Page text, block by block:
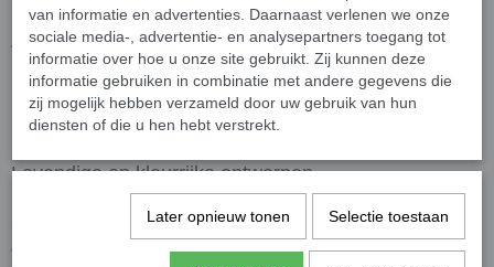
Afmetingen
Afmetingen
: 10 x 10 mm groot en 4 mm dik.
Presentatie: De steentjes worden los geleverd. In 50 gram
zitten ongeveer 75 steentjes.
Levendige en kleurrijke ontwerpen
kleuren en glanzende afwerking een levendige uitstraling toe aan
elk project. Gebruik ze om randen, contouren, of grotere vlakken te
van informatie en advertenties. Daarnaast verlenen we onze
sociale media-, advertentie- en analysepartners toegang tot
informatie over hoe u onze site gebruikt. Zij kunnen deze
informatie gebruiken in combinatie met andere gegevens die
zij mogelijk hebben verzameld door uw gebruik van hun
diensten of die u hen hebt verstrekt.
Later opnieuw tonen Selectie toestaan